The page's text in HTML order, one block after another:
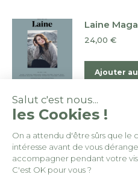
Laine
24,00 €
Ajouter
© ByPoush
Salut c'est nous...
les Cookies !
On a attendu d'être sûrs que le
intéresse avant de vous
accompagner pendant votre
C'est OK pour vous ?